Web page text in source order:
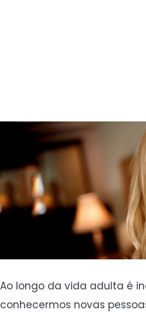
Ao longo da vida adulta é
conhecermos novas